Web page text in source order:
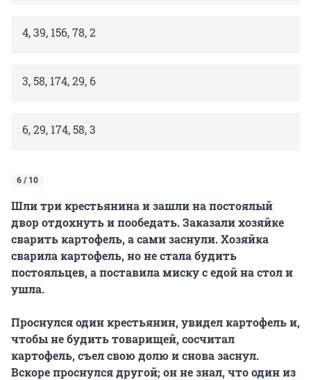
4, 39, 156, 78, 2
3, 58, 174, 29, 6
6, 29, 174, 58, 3
6 / 10
Шли три крестьянина и зашли на постоялый
двор отдохнуть и пообедать. Заказали хозяйке
сварить картофель, а сами заснули. Хозяйка
сварила картофель, но не стала будить
постояльцев, а поставила миску с едой на стол и
ушла.
Проснулся один крестьянин, увидел картофель и,
чтобы не будить товарищей, сосчитал
картофель, съел свою долю и снова заснул.
Вскоре проснулся другой; он не знал, что один из